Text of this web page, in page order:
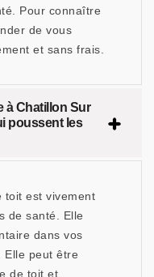
Pour connaître
de vous
et sans frais.
à Chatillon Sur
poussent les
toit est vivement
de santé. Elle
dans vos
Elle peut être
de toit et